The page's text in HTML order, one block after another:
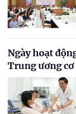
Ngày hoạt
Trung ương